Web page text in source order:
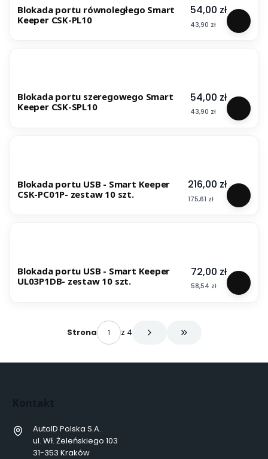
Blokada portu równoległego Smart
Keeper CSK-PL10
Cena
54,00 zł
Cena
43,90 zł
Blokada portu szeregowego Smart
Keeper CSK-SPL10
Cena
54,00 zł
Cena
43,90 zł
Blokada portu USB - Smart Keeper
CSK-PC01P- zestaw 10 szt.
Cena
216,00 zł
Cena
175,61 zł
Blokada portu USB - Smart Keeper
UL03P1DB- zestaw 10 szt.
Cena
72,00 zł
Cena
58,54 zł
Strona z 4 Przejdź do ostatniej
AutoID Polska S.A.
ul. Wł. Żeleńskiego 103
31-353 Kraków